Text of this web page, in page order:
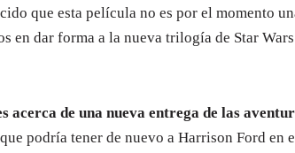
que
habrá
película
de
que esta película no es por el momento
en dar forma a la nueva trilogía de Star
acerca de una nueva entrega de las
podría tener de nuevo a Harrison Ford en